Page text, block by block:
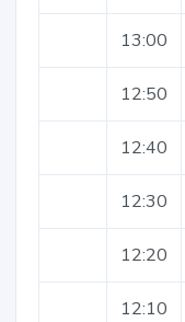
13:00
12:50
12:40
12:30
12:20
12:10